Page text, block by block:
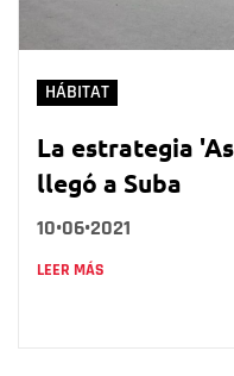
HÁBITAT
La estrategia
llegó a Suba
10•06•2021
LEER MÁS